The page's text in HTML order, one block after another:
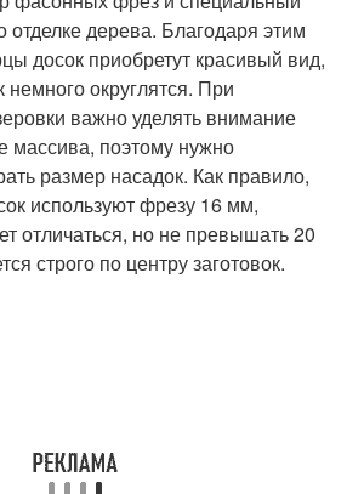
отделке дерева. Благодаря этим
досок приобретут красивый вид,
немного округлятся. При
важно уделять внимание
массива, поэтому нужно
размер насадок. Как правило,
используют фрезу 16 мм,
отличаться, но не превышать 20
строго по центру заготовок.